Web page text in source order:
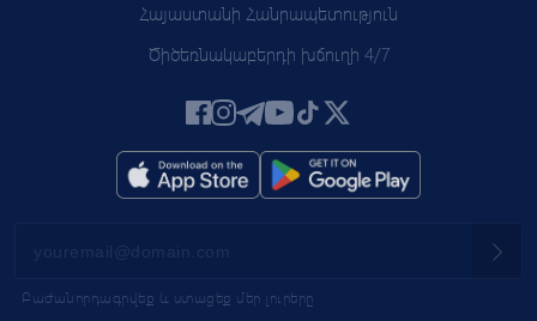
Հայաստանի Հանրապետություն
Ծիծեռնակաբերդի խճուղի 4/7
Բաժանորդագրվեք և ստացեք մեր լուրերը